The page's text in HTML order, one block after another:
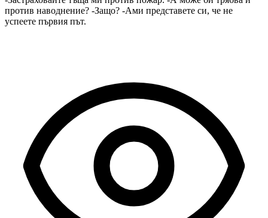
против наводнение? -Защо? -Ами представете си, че не
успеете първия път.